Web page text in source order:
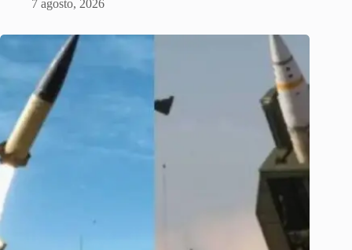
7 agosto, 2026